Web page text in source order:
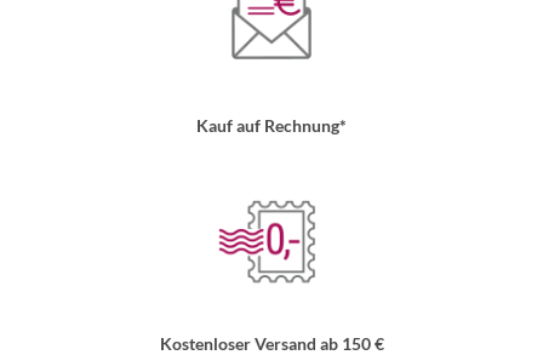
Kauf auf Rechnung*
Kostenloser Versand ab 150 €